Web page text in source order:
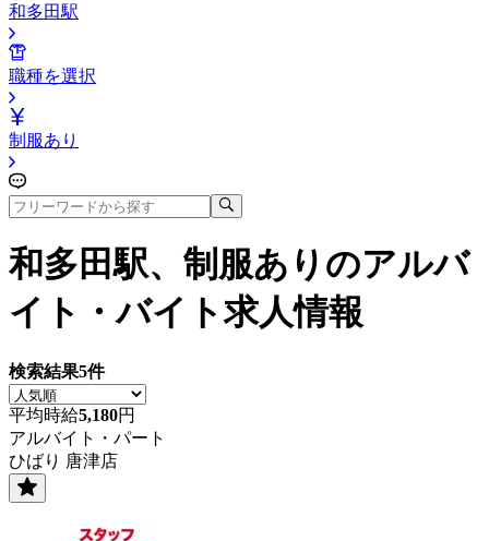
和多田駅
職種を選択
制服あり
和多田駅、制服あり のアルバ
イト・バイト求人情報
検索結果5件
平均時給5,180円
アルバイト・パート
ひばり 唐津店